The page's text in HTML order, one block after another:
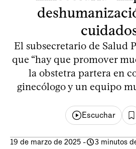
El subsecretario de Salud
que “hay que promover
la obstetra partera en
ginecólogo y un equipo
Escuchar
19 de marzo de 2025 - 3 minutos